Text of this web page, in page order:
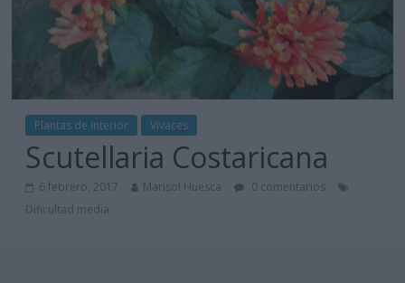
Plantas de interior Vivaces
Scutellaria Costaricana
6 febrero, 2017 Marisol Huesca
0 comentarios
Dificultad media